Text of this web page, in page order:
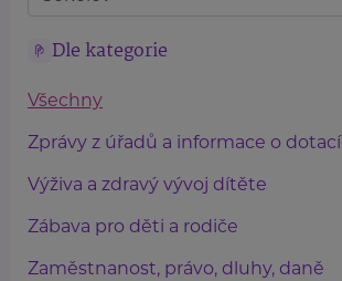
Dle kategorie
Všechny
Zprávy z úřadů a informace o
Výživa a zdravý vývoj dítěte
Zábava pro děti a rodiče
Zaměstnanost, právo, dluhy, daně